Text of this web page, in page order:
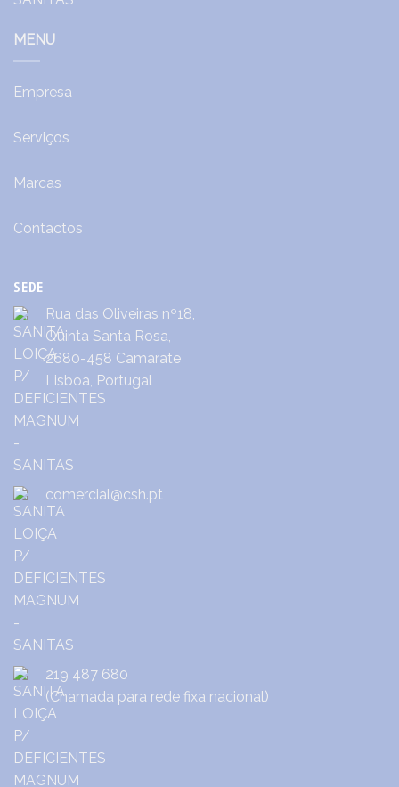
MENU
Empresa
Serviços
Marcas
Contactos
SEDE
Rua das Oliveiras nº18,
Quinta Santa Rosa,
2680-458 Camarate
Lisboa, Portugal
comercial@csh.pt
219 487 680
(Chamada para rede fixa nacional)